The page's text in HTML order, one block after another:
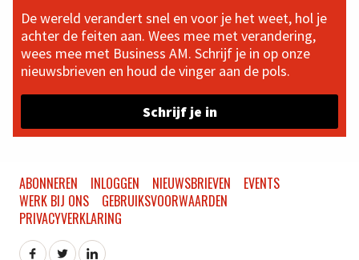
De wereld verandert snel en voor je het weet, hol je
achter de feiten aan. Wees mee met verandering,
wees mee met Business AM. Schrijf je in op onze
nieuwsbrieven en houd de vinger aan de pols.
Schrijf je in
ABONNEREN INLOGGEN NIEUWSBRIEVEN
EVENTS
WERK BIJ ONS
GEBRUIKSVOORWAARDEN
PRIVACYVERKLARING